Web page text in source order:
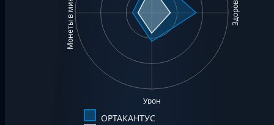
Здоровье
Урон
Монеты в минуту
ОРТАКАНТУС